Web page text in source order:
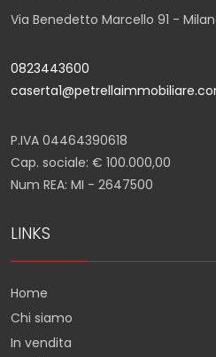
Via Benedetto Marcello 91 -
0823443600
P.IVA 04464390618
Cap. sociale: € 100.000,00
Num REA: MI - 2647500
LINKS
Home
Chi siamo
In vendita